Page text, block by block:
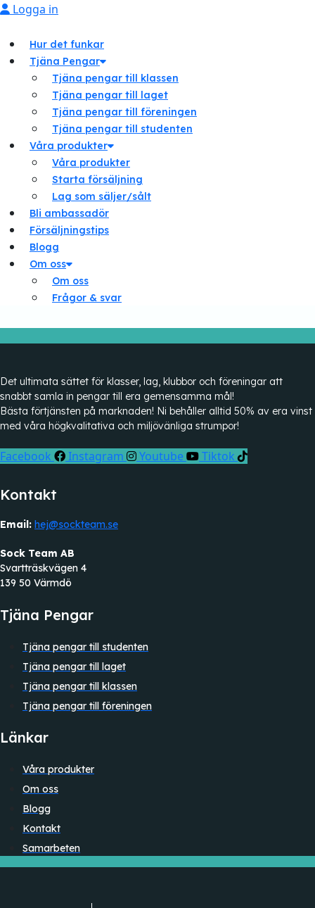
Logga in
Hur det funkar
Tjäna Pengar
Tjäna pengar till klassen
Tjäna pengar till laget
Tjäna pengar till föreningen
Tjäna pengar till studenten
Våra produkter
Våra produkter
Starta försäljning
Lag som säljer/sålt
Bli ambassadör
Försäljningstips
Blogg
Om oss
Om oss
Frågor & svar
Det ultimata sättet för klasser, lag, klubbor och föreningar att
snabbt samla in pengar till era gemensamma mål!
Bästa förtjänsten på marknaden! Ni behåller alltid 50% av era vinst
med våra högkvalitativa och miljövänliga strumpor!
Facebook Instagram Youtube Tiktok
Kontakt
Email: hej@sockteam.se
Sock Team AB
Svartträskvägen 4
139 50 Värmdö
Tjäna Pengar
Tjäna pengar till studenten
Tjäna pengar till laget
Tjäna pengar till klassen
Tjäna pengar till föreningen
Länkar
Våra produkter
Om oss
Blogg
Kontakt
Samarbeten